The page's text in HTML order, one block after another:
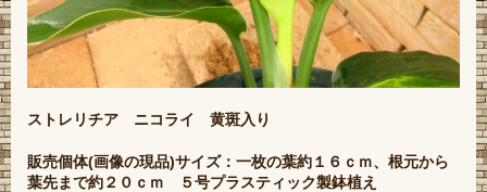
ストレリチア ニコライ 黄斑入り
販売個体(画像の現品)サイズ：一枚の葉約１６ｃｍ、根元から
葉先まで約２０ｃｍ ５号プラスティック製鉢植え